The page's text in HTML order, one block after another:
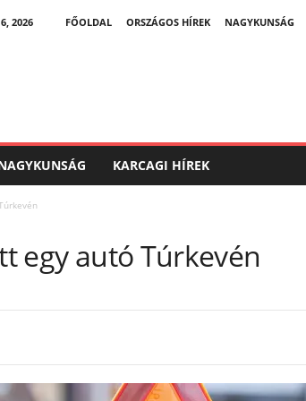
2026 FŐOLDAL ORSZÁGOS HÍREK NAGYKUNSÁG
KARCAGI HÍREK
egy autó Túrkevén